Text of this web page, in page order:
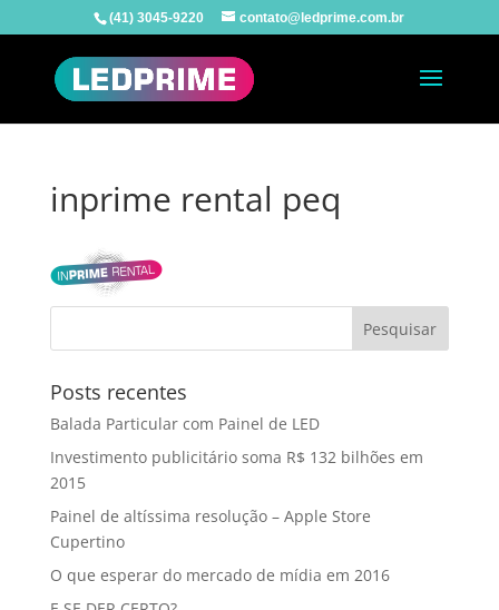
(41) 3045-9220 contato@ledprime.com.br
inprime rental peq
Posts recentes
Balada Particular com Painel de LED
Investimento publicitário soma R$ 132 bilhões em
2015
Painel de altíssima resolução – Apple Store
Cupertino
O que esperar do mercado de mídia em 2016